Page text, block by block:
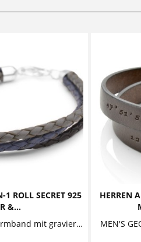
1 ROLL SECRET 925
&...
3-IN-1 ROLL SECRET Armband mit graviertem Silberring Exklusives Lederarmband mit Gravur, welches aus drei farbigen Lederbändern besteht. Die...
HERREN